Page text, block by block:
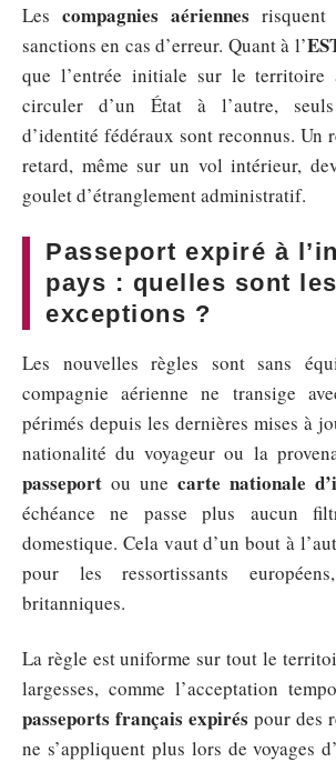
Les compagnies aériennes risquent
sanctions en cas d’erreur. Quant à l’
que l’entrée initiale sur le territoire
circuler d’un État à l’autre,
d’identité fédéraux sont reconnus. Un
retard, même sur un vol intérieur,
goulet d’étranglement administratif.
Passeport expiré à
pays : quelles sont
exceptions ?
Les nouvelles règles sont sans
compagnie aérienne ne transige
périmés depuis les dernières mises à
nationalité du voyageur ou la
passeport ou une carte nationale
échéance ne passe plus aucun
domestique. Cela vaut d’un bout à
pour les ressortissants
britanniques.
La règle est uniforme sur tout le
largesses, comme l’acceptation
passeports français expirés pour des
ne s’appliquent plus lors de voyages